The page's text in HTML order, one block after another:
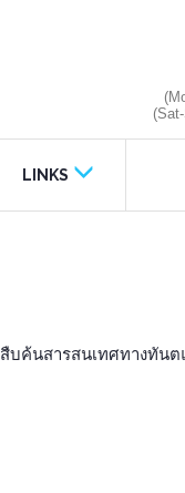
LINKS
ค้นสารสนเทศทางทัน